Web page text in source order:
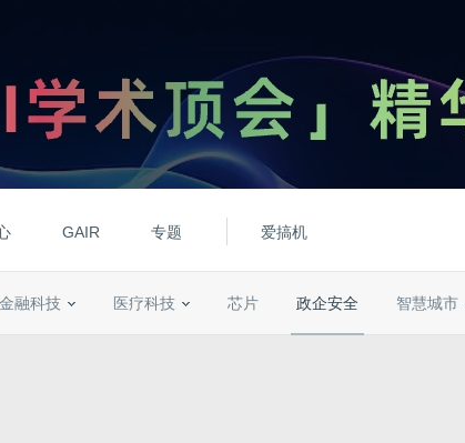
GAIR 专题 爱搞机
金融科技 医疗科技 芯片 政企安全 智慧城市